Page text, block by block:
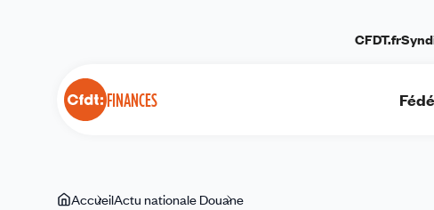
FINANCES
CFDT.fr
VousAccueilActu nationale Douane